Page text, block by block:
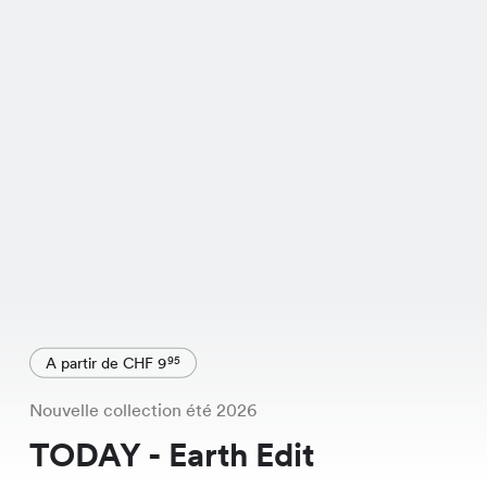
A partir de CHF 995
Nouvelle collection été 2026
TODAY - Earth Edit